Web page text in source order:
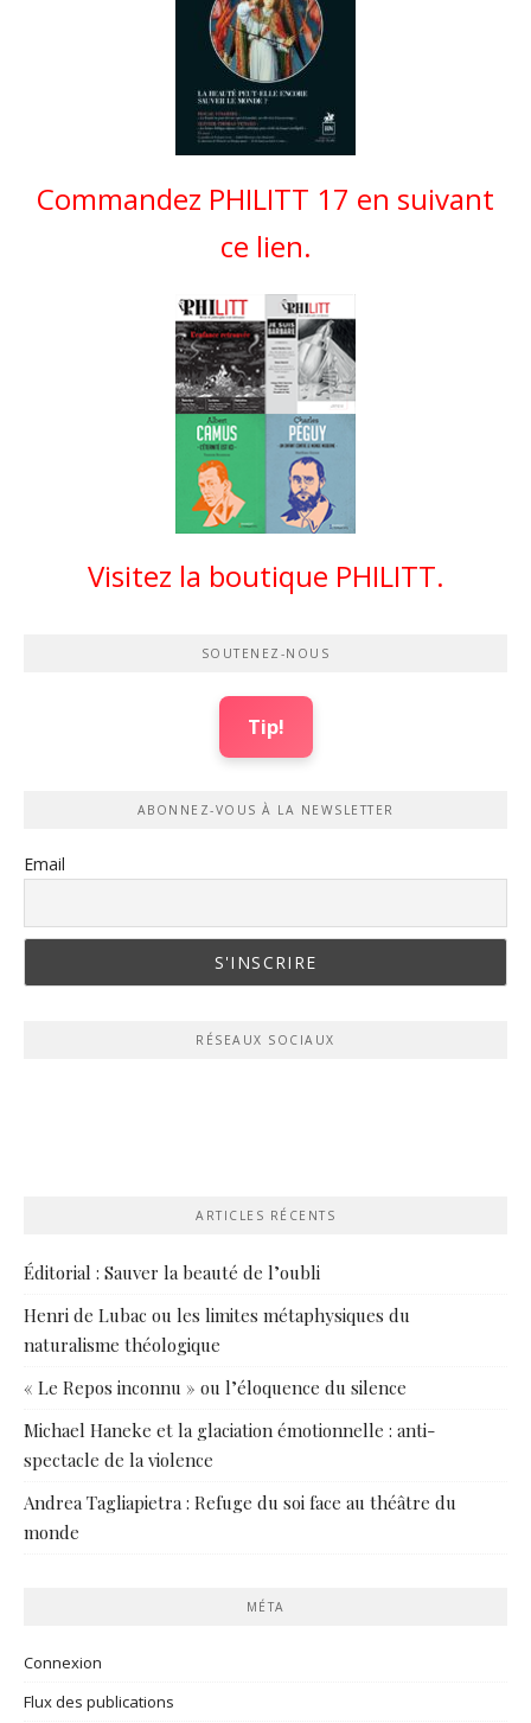
Commandez PHILITT 17 en suivant
ce lien.
Visitez la boutique PHILITT.
SOUTENEZ-NOUS
Tip!
ABONNEZ-VOUS À LA NEWSLETTER
Email
RÉSEAUX SOCIAUX
ARTICLES RÉCENTS
Éditorial : Sauver la beauté de l’oubli
Henri de Lubac ou les limites métaphysiques du
naturalisme théologique
« Le Repos inconnu » ou l’éloquence du silence
Michael Haneke et la glaciation émotionnelle : anti-
spectacle de la violence
Andrea Tagliapietra : Refuge du soi face au théâtre du
monde
MÉTA
Connexion
Flux des publications